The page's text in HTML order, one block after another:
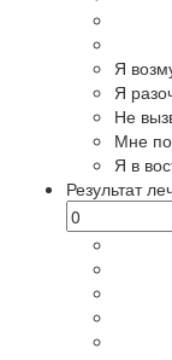
Я
Я
Не
Мне
Я в
Результат